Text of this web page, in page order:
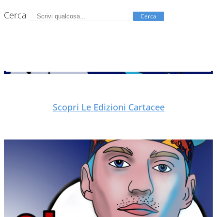
Cerca Cerca
Scopri Le Edizioni Cartacee